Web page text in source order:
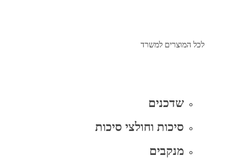
לכל המוצרים למשרד
שדכנים
סיכות וחולצי סיכות
מנקבים